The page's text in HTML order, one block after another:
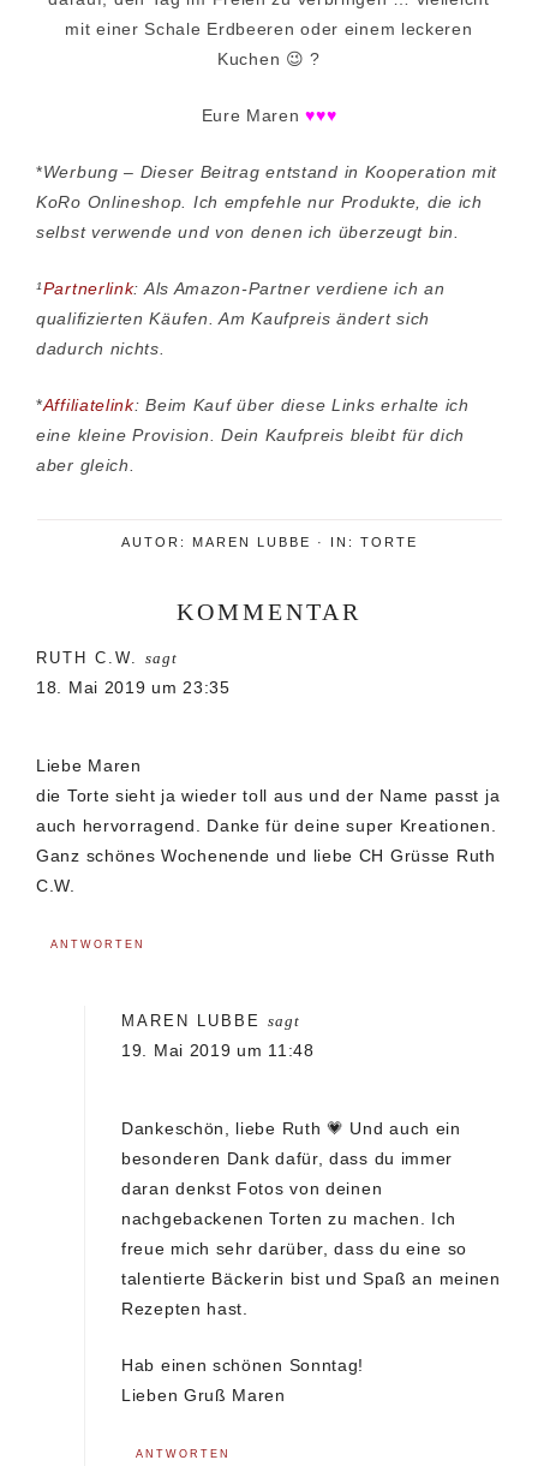
mit einer Schale Erdbeeren oder einem leckeren
Kuchen 😉 ?
Eure Maren♥♥♥
*Werbung – Dieser Beitrag entstand in Kooperation mit
KoRo Onlineshop. Ich empfehle nur Produkte, die ich
selbst verwende und von denen ich überzeugt bin.
¹Partnerlink: Als Amazon-Partner verdiene ich an
qualifizierten Käufen. Am Kaufpreis ändert sich
dadurch nichts.
*Affiliatelink: Beim Kauf über diese Links erhalte ich
eine kleine Provision. Dein Kaufpreis bleibt für dich
aber gleich.
AUTOR: MAREN LUBBE · IN: TORTE
Interaktionen
KOMMENTAR
RUTH C.W. sagt
18. Mai 2019 um 23:35
Liebe Maren
die Torte sieht ja wieder toll aus und der Name passt ja
auch hervorragend. Danke für deine super Kreationen.
Ganz schönes Wochenende und liebe CH Grüsse Ruth
C.W.
ANTWORTEN
MAREN LUBBE sagt
19. Mai 2019 um 11:48
Dankeschön, liebe Ruth 💗 Und auch ein
besonderen Dank dafür, dass du immer
daran denkst Fotos von deinen
nachgebackenen Torten zu machen. Ich
freue mich sehr darüber, dass du eine so
talentierte Bäckerin bist und Spaß an meinen
Rezepten hast.
Hab einen schönen Sonntag!
Lieben Gruß Maren
ANTWORTEN